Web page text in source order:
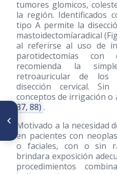
tumores glomicos,
la región. Identificados
tipo A permite la
mastoidectomíaradical
al referirse al uso de
parotidectomías con
recomienda la
retroauricular de los
disección cervical.
conceptos de irrigación o
87, 88) .
Motivado a la necesidad
en pacientes con
o faciales, con o sin
brindara exposición
procedimientos
ARTÍCULO ANTERIOR
Cirujanos que formaron parte
de las Juntas Directivas de la
Sociedad Venezolanade
Obstetricia y Ginecología